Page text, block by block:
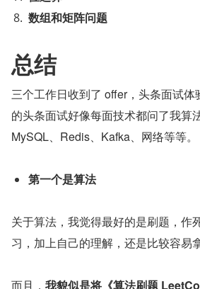
数组和矩阵问题
总结
三个工作日收到了 offer，头条面试体
的头条面试好像每面技术都问了我算
MySQL、Redis、Kafka、网络等等。
第一个是算法
关于算法，我觉得最好的是刷题，作
习，加上自己的理解，还是比较容易
而且， 我貌似是将《算法刷题